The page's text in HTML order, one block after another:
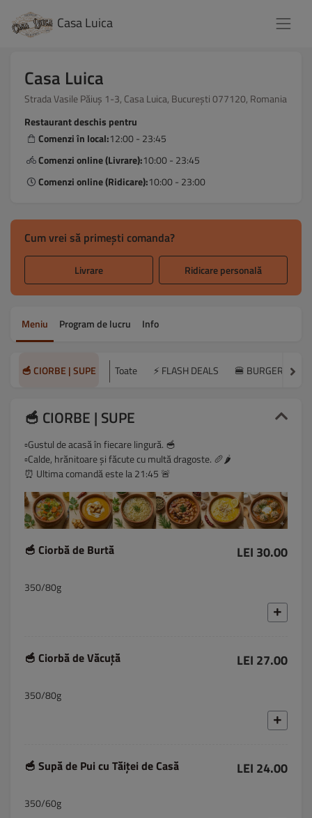
Casa Luica
Casa Luica
Strada Vasile Păiuș 1-3, Casa Luica, București 077120, Romania
Restaurant deschis pentru
Comenzi în local:12:00 - 23:45
Comenzi online (Livrare):10:00 - 23:45
Comenzi online (Ridicare):10:00 - 23:00
Cum vrei să primești comanda?
Livrare Ridicare personală
Meniu Program de lucru Info
🥣 CIORBE | SUPE Toate ⚡ FLASH DEALS 🍔 BURGERS |
🥣 CIORBE | SUPE
▫️Gustul de acasă în fiecare lingură. 🥣
▫️Calde, hrănitoare și făcute cu multă dragoste. 🥖🌶️
⏰ Ultima comandă este la 21:45 🚨
🥣 Ciorbă de Burtă LEI 30.00
350/80g
🥣 Ciorbă de Văcuță LEI 27.00
350/80g
🥣 Supă de Pui cu Tăiței de Casă LEI 24.00
350/60g